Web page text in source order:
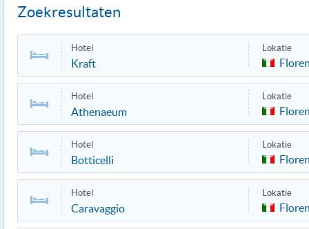
Zoekresultaten
Hotel
Kraft
Lokatie
Hotel
Athenaeum
Lokatie
Hotel
Botticelli
Lokatie
Hotel
Caravaggio
Lokatie